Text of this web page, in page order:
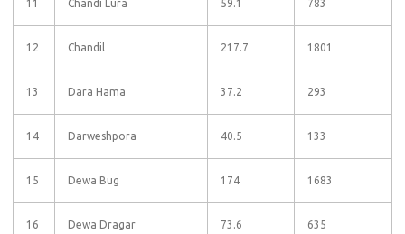
11 Chandi Lura 59.1 783
12 Chandil 217.7 1801
13 Dara Hama 37.2 293
14 Darweshpora 40.5 133
15 Dewa Bug 174 1683
16 Dewa Dragar 73.6 635